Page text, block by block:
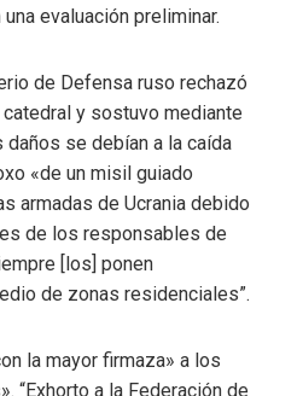
evaluación preliminar.
de Defensa ruso rechazó
y sostuvo mediante
daños se debían a la caída
«de un misil guiado
armadas de Ucrania debido
de los responsables de
[los] ponen
de zonas residenciales”.
la mayor firmaza» a los
“Exhorto a la Federación de